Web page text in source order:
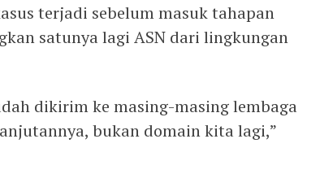
terjadi sebelum masuk tahapan
satunya lagi ASN dari lingkungan
dikirim ke masing-masing lembaga
bukan domain kita lagi,”